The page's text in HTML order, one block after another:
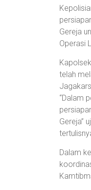
Gereja
Operasi
telah
“Dalam
Gereja”
Dalam